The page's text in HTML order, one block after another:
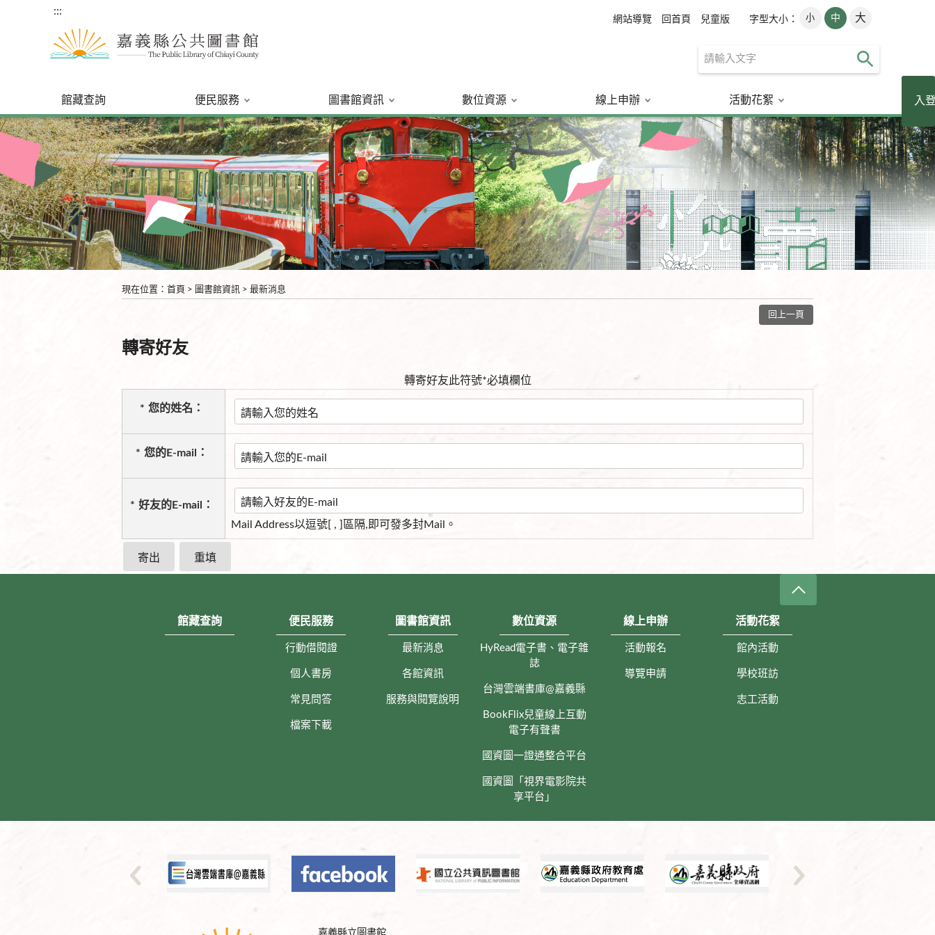
:::
網站導覽 回首頁 兒童版 字型大小： 小 中 大
讀者登入
館藏查詢 便民服務 圖書館資訊 數位資源 線上申辦 活動花絮
:::
現在位置 ： 首頁 > 圖書館資訊 > 最新消息
回上一頁
轉寄好友
轉寄好友此符號*必填欄位
* 您的姓名：
* 您的E-mail：
* 好友的E-mail：
Mail Address以逗號[ , ]區隔,即可發多封Mail。
館藏查詢 便民服務
行動借閱證
個人書房
常見問答
檔案下載
圖書館資訊
最新消息
各館資訊
服務與閱覽說明
數位資源
HyRead電子書、電子雜
誌
台灣雲端書庫@嘉義縣
BookFlix兒童線上互動
電子有聲書
國資圖一證通整合平台
國資圖「視界電影院共
享平台」
線上申辦
活動報名
導覽申請
活動花絮
館內活動
學校班訪
志工活動